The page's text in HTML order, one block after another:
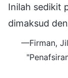
Inilah sedikit
dimaksud
—Firman,